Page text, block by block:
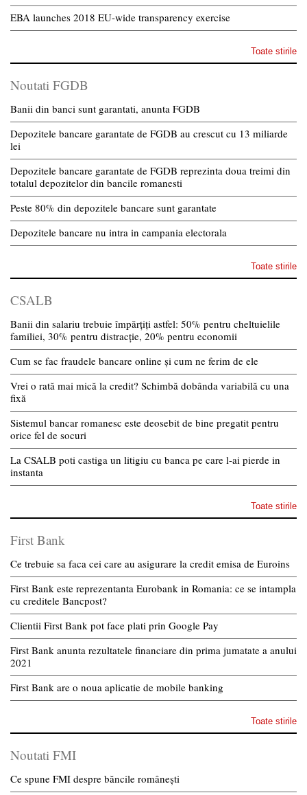
EBA launches 2018 EU-wide transparency exercise
Toate stirile
Noutati FGDB
Banii din banci sunt garantati, anunta FGDB
Depozitele bancare garantate de FGDB au crescut cu 13 miliarde
lei
Depozitele bancare garantate de FGDB reprezinta doua treimi din
totalul depozitelor din bancile romanesti
Peste 80% din depozitele bancare sunt garantate
Depozitele bancare nu intra in campania electorala
Toate stirile
CSALB
Banii din salariu trebuie împărțiți astfel: 50% pentru cheltuielile
familiei, 30% pentru distracție, 20% pentru economii
Cum se fac fraudele bancare online și cum ne ferim de ele
Vrei o rată mai mică la credit? Schimbă dobânda variabilă cu una
fixă
Sistemul bancar romanesc este deosebit de bine pregatit pentru
orice fel de socuri
La CSALB poti castiga un litigiu cu banca pe care l-ai pierde in
instanta
Toate stirile
First Bank
Ce trebuie sa faca cei care au asigurare la credit emisa de Euroins
First Bank este reprezentanta Eurobank in Romania: ce se intampla
cu creditele Bancpost?
Clientii First Bank pot face plati prin Google Pay
First Bank anunta rezultatele financiare din prima jumatate a anului
2021
First Bank are o noua aplicatie de mobile banking
Toate stirile
Noutati FMI
Ce spune FMI despre băncile românești